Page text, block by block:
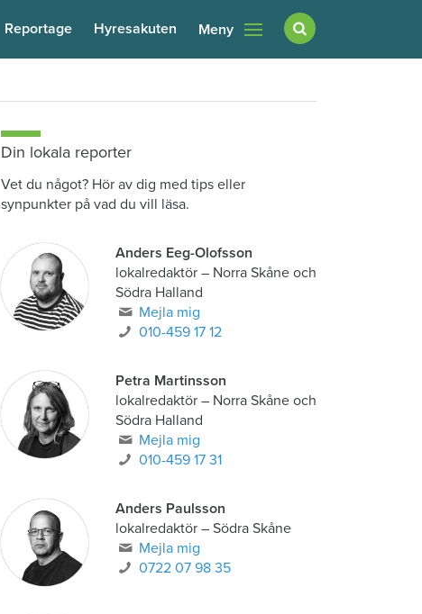
Reportage Hyresakuten Meny
Din lokala reporter
Vet du något? Hör av dig med tips eller
synpunkter på vad du vill läsa.
Anders Eeg-Olofsson
lokalredaktör– Norra Skåne och
Södra Halland
Mejla mig
010-459 17 12
Petra Martinsson
lokalredaktör– Norra Skåne och
Södra Halland
Mejla mig
010-459 17 31
Anders Paulsson
lokalredaktör– Södra Skåne
Mejla mig
0722 07 98 35